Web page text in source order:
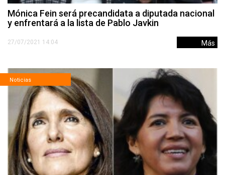
Mónica Fein será precandidata a diputada nacional
y enfrentará a la lista de Pablo Javkin
27/07/2021 14:04 Más
Noticias